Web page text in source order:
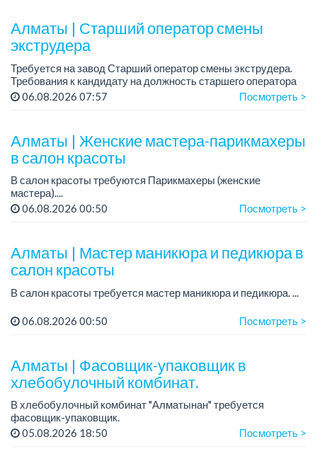
Алматы | Старший оператор смены
экструдера
Требуется на завод Старший оператор смены экструдера.
Требования к кандидату на должность старшего оператора
экструдера:
06.08.2026 07:57 Посмотреть >
Алматы | Женские мастера-парикмахеры
в салон красоты
В салон красоты требуются Парикмахеры (женские
мастера)....
06.08.2026 00:50
Посмотреть >
Алматы | Мастер маникюра и педикюра в
салон красоты
В салон красоты требуется мастер маникюра и педикюра. ...
06.08.2026 00:50 Посмотреть >
Алматы | Фасовщик-упаковщик в
хлебобулочный комбинат.
В хлебобулочный комбинат "Алматынан" требуется
фасовщик-упаковщик.
Зарплата: от 150 000 до 200 000 тенге.
05.08.2026 18:50 Посмотреть >